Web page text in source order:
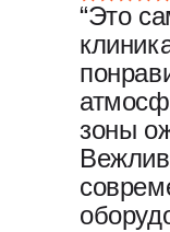
“Это
зоны